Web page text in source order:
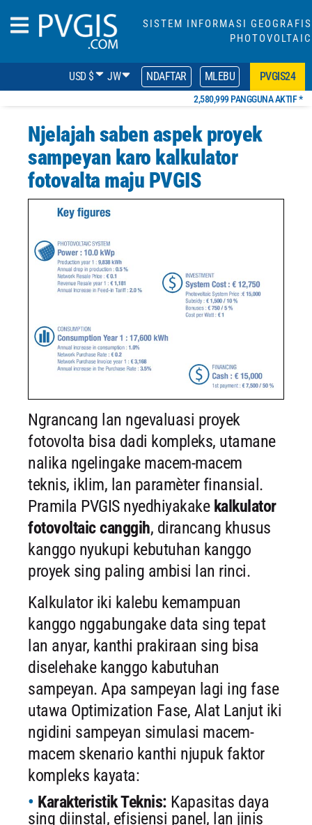
SISTEM INFORMASI GEOGRAFIS
PHOTOVOLTAIC
USD $ JW NDAFTAR MLEBU PVGIS24
2,580,999 PANGGUNA AKTIF *
Njelajah saben aspek proyek
sampeyan karo kalkulator
fotovalta maju PVGIS
Ngrancang lan ngevaluasi proyek
fotovolta bisa dadi kompleks, utamane
nalika ngelingake macem-macem
teknis, iklim, lan paramèter finansial.
Pramila PVGIS nyedhiyakake kalkulator
fotovoltaic canggih, dirancang khusus
kanggo nyukupi kebutuhan kanggo
proyek sing paling ambisi lan rinci.
Kalkulator iki kalebu kemampuan
kanggo nggabungake data sing tepat
lan anyar, kanthi prakiraan sing bisa
diselehake kanggo kabutuhan
sampeyan. Apa sampeyan lagi ing fase
utawa Optimization Fase, Alat Lanjut iki
ngidini sampeyan simulasi macem-
macem skenario kanthi njupuk faktor
kompleks kayata:
Karakteristik Teknis: Kapasitas daya
sing diinstal, efisiensi panel, lan jinis